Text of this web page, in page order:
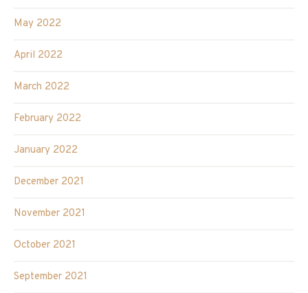
May 2022
April 2022
March 2022
February 2022
January 2022
December 2021
November 2021
October 2021
September 2021